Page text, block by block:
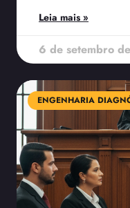
Leia mais »
6 de setembro
ENGENHARIA